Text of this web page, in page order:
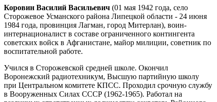
Коровин Василий Васильевич (01 мая 1942 года, село
Сторожевое Усманского района Липецкой области - 24 июня
1984 года, провинция Лагман, город Митерлан), воин-
интернационалист в составе ограниченного контингента
советских войск в Афганистане, майор милиции, советник по
воспитательной работе.
Учился в Сторожевской средней школе. Окончил
Воронежский радиотехникум, Высшую партийную школу
при Центральном комитете КПСС. Проходил срочную службу
в Вооруженных Силах СССР (1962-1965). Работал на